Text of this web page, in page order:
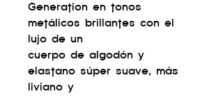
Generation en tonos
metálicos brillantes con el
lujo de un
cuerpo de algodón y
elastano súper suave, más
liviano y